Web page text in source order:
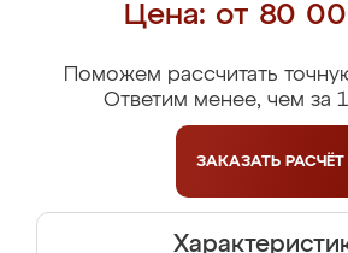
Цена: от 80
Поможем рассчитать
Ответим менее, чем за
ЗАКАЗАТЬ РАСЧЁТ